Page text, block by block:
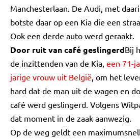
Manchesterlaan. De Audi, met
botste daar op een Kia die een
Ook een derde auto werd geraakt.
Door ruit van café geslingerdBij
de inzittenden van de Kia, een 71-
jarige vrouw uit België, om het
hard dat de man uit de wagen en
café werd geslingerd. Volgens
dat moment in de zaak aanwezig.
Op de weg geldt een